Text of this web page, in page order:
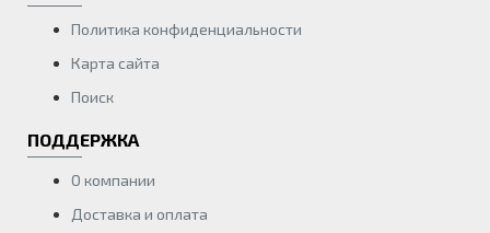
Политика конфиденциальности
Карта сайта
Поиск
ПОДДЕРЖКА
О компании
Доставка и оплата